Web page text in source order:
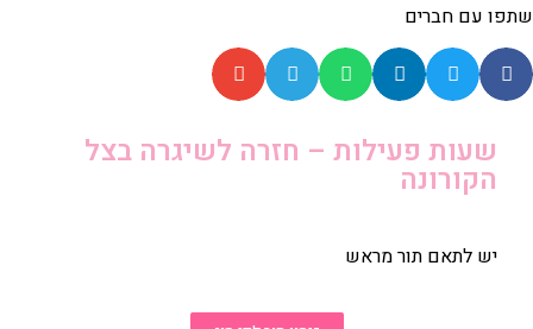
שתפו עם חברים
שעות פעילות – חזרה לשיגרה בצל
הקורונה
יש לתאם תור מראש